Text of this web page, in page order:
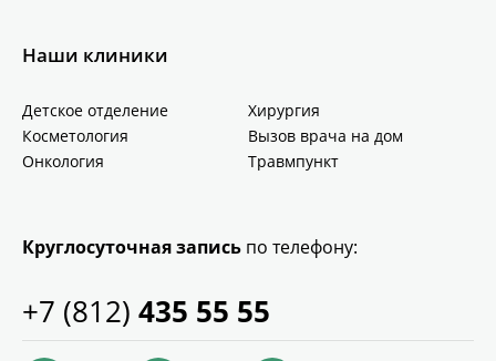
Наши клиники
Детское отделение
Хирургия
Косметология
Вызов врача на дом
Онкология
Травмпункт
Круглосуточная запись по телефону:
+7 (812) 435 55 55